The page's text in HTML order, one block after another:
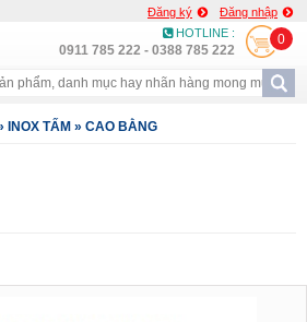
Đăng ký
Đăng nhập
HOTLINE :
0911 785 222 - 0388 785 222
0
INOX TẤM » CAO BẰNG